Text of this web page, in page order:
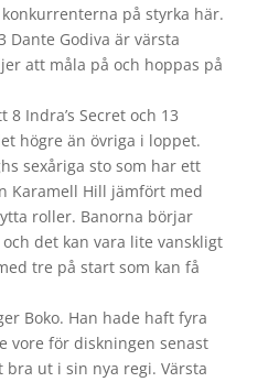
på styrka här.
Dante Godiva är värsta
att måla på och hoppas på
8 Indra’s Secret och 13
högre än övriga i loppet.
sexåriga sto som har ett
Karamell Hill jämfört med
roller. Banorna börjar
det kan vara lite vanskligt
tre på start som kan få
Boko. Han hade haft fyra
vore för diskningen senast
ut i sin nya regi. Värsta